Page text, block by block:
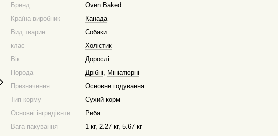
Бренд
Oven Baked
Країна виробник
Канада
Вид тварин
Собаки
клас
Холістик
Вік
Дорослі
Порода
Дрібні, Мініатюрні
Призначення
Основне годування
Тип корму
Сухий корм
Основні інгредієнти
Риба
Вага пакування
1 кг, 2.27 кг, 5.67 кг